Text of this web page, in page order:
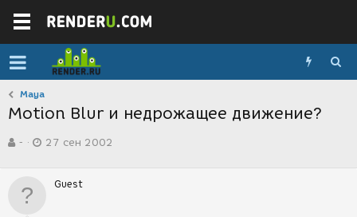
Maya
Motion Blur и недрожащее движение?
в
р
-
а
27 сен 2002
Guest